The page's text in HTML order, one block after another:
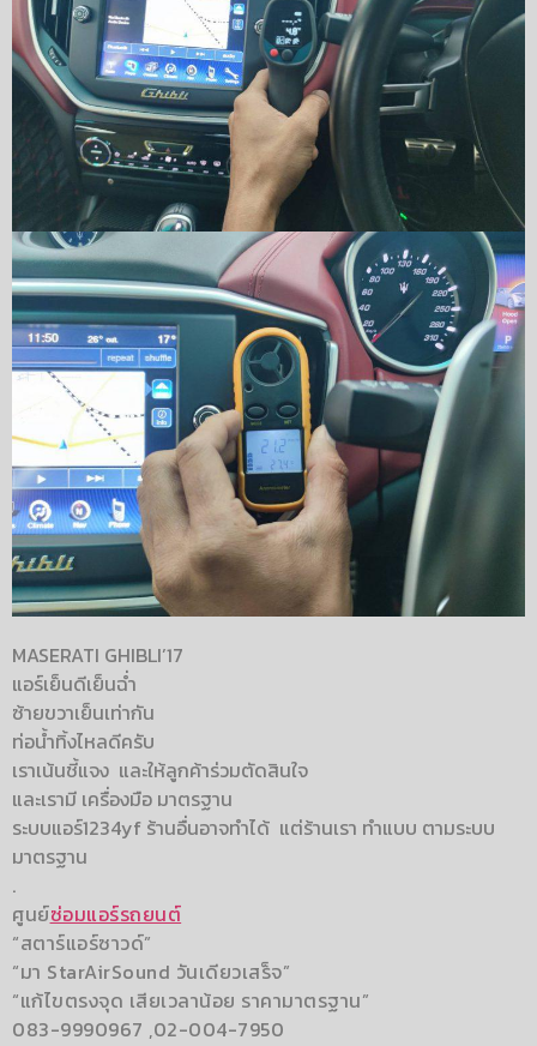
MASERATI GHIBLI’17
แอร์เย็นดีเย็นฉ่ำ
ซ้ายขวาเย็นเท่ากัน
ท่อน้ำทิ้งไหลดีครับ
เราเน้นชี้แจง และให้ลูกค้าร่วมตัดสินใจ
และเรามี เครื่องมือ มาตรฐาน
ระบบแอร์1234yf ร้านอื่นอาจทำได้ แต่ร้านเรา ทำแบบ ตามระบบ
มาตรฐาน
.
ศูนย์ซ่อมแอร์รถยนต์
“สตาร์แอร์ซาวด์”
“มา StarAirSound วันเดียวเสร็จ”
“แก้ไขตรงจุด เสียเวลาน้อย ราคามาตรฐาน”
083-9990967 ,02-004-7950